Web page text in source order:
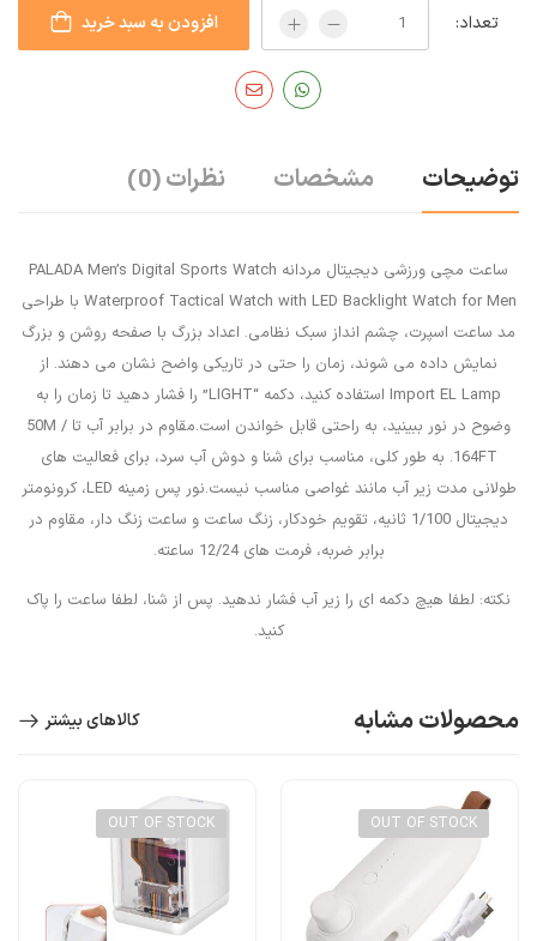
تعداد: افزودن به سبد خرید
توضیحات مشخصات نظرات(0)
ساعت مچی ورزشی دیجیتال مردانه PALADA Men’s Digital Sports Watch
Waterproof Tactical Watch with LED Backlight Watch for Men با طراحی
مد ساعت اسپرت، چشم انداز سبک نظامی. اعداد بزرگ با صفحه روشن و بزرگ
نمایش داده می شوند، زمان را حتی در تاریکی واضح نشان می دهند. از
Import EL Lamp استفاده کنید، دکمه “LIGHT” را فشار دهید تا زمان را به
وضوح در نور ببینید، به راحتی قابل خواندن است.مقاوم در برابر آب تا 50M /
164FT. به طور کلی، مناسب برای شنا و دوش آب سرد، برای فعالیت های
طولانی مدت زیر آب مانند غواصی مناسب نیست.نور پس زمینه LED، کرونومتر
دیجیتال 1/100 ثانیه، تقویم خودکار، زنگ ساعت و ساعت زنگ دار، مقاوم در
برابر ضربه، فرمت های 12/24 ساعته.
نکته: لطفا هیچ دکمه ای را زیر آب فشار ندهید. پس از شنا، لطفا ساعت را پاک
کنید.
محصولات مشابه کالاهای بیشتر
OUT OF STOCK
OUT OF STOCK